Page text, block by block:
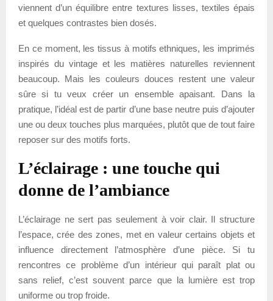
viennent d’un équilibre entre textures lisses, textiles épais
et quelques contrastes bien dosés.
En ce moment, les tissus à motifs ethniques, les imprimés
inspirés du vintage et les matières naturelles reviennent
beaucoup. Mais les couleurs douces restent une valeur
sûre si tu veux créer un ensemble apaisant. Dans la
pratique, l’idéal est de partir d’une base neutre puis d’ajouter
une ou deux touches plus marquées, plutôt que de tout faire
reposer sur des motifs forts.
L’éclairage : une touche qui
donne de l’ambiance
L’éclairage ne sert pas seulement à voir clair. Il structure
l’espace, crée des zones, met en valeur certains objets et
influence directement l’atmosphère d’une pièce. Si tu
rencontres ce problème d’un intérieur qui paraît plat ou
sans relief, c’est souvent parce que la lumière est trop
uniforme ou trop froide.